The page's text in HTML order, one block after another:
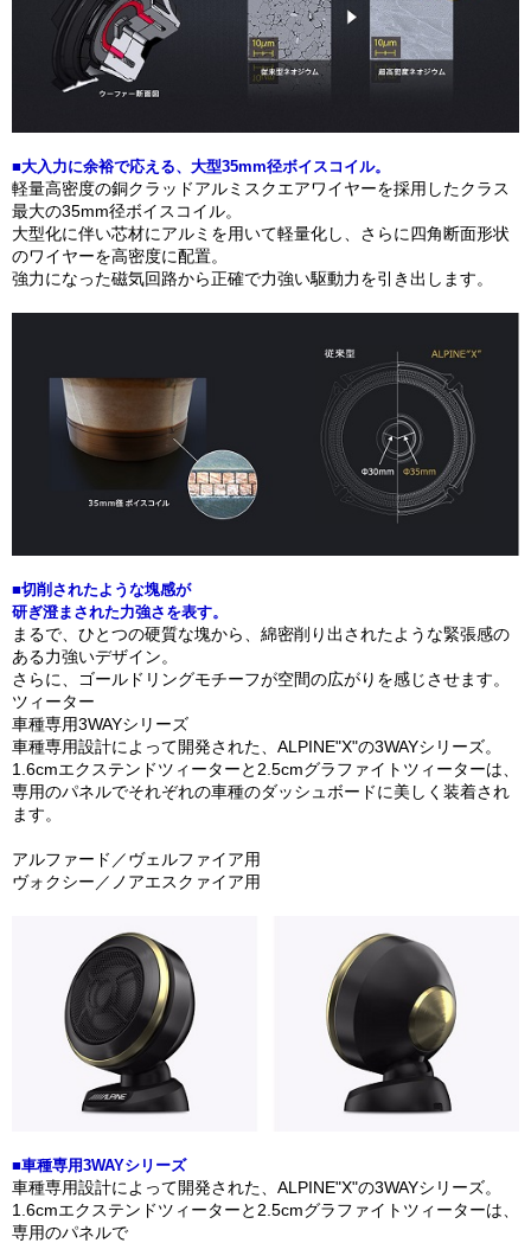
■大入力に余裕で応える、大型35mm径ボイスコイル。
軽量高密度の銅クラッドアルミスクエアワイヤーを採用したクラス
最大の35mm径ボイスコイル。
大型化に伴い芯材にアルミを用いて軽量化し、さらに四角断面形状
のワイヤーを高密度に配置。
強力になった磁気回路から正確で力強い駆動力を引き出します。
■切削されたような塊感が
研ぎ澄まされた力強さを表す。
まるで、ひとつの硬質な塊から、綿密削り出されたような緊張感の
ある力強いデザイン。
さらに、ゴールドリングモチーフが空間の広がりを感じさせます。
ツィーター
車種専用3WAYシリーズ
車種専用設計によって開発された、ALPINE"X"の3WAYシリーズ。
1.6cmエクステンドツィーターと2.5cmグラファイトツィーターは、
専用のパネルでそれぞれの車種のダッシュボードに美しく装着され
ます。
アルファード／ヴェルファイア用
ヴォクシー／ノアエスクァイア用
■車種専用3WAYシリーズ
車種専用設計によって開発された、ALPINE"X"の3WAYシリーズ。
1.6cmエクステンドツィーターと2.5cmグラファイトツィーターは、
専用のパネルで